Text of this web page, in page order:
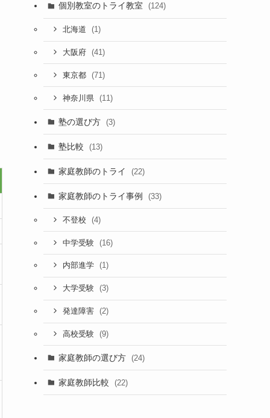
個別教室のトライ教室 (124)
北海道 (1)
大阪府 (41)
東京都 (71)
神奈川県 (11)
塾の選び方 (3)
塾比較 (13)
家庭教師のトライ (22)
家庭教師のトライ事例 (33)
不登校 (4)
中学受験 (16)
内部進学 (1)
大学受験 (3)
発達障害 (2)
高校受験 (9)
家庭教師の選び方 (24)
家庭教師比較 (22)